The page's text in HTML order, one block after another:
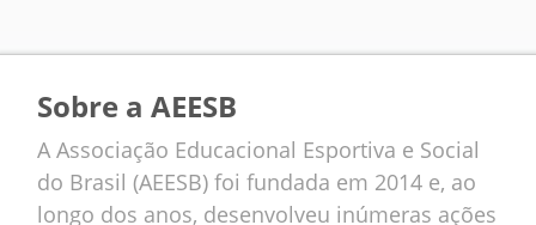
Sobre a AEESB
A Associação Educacional Esportiva e Social
do Brasil (AEESB) foi fundada em 2014 e, ao
longo dos anos, desenvolveu inúmeras ações